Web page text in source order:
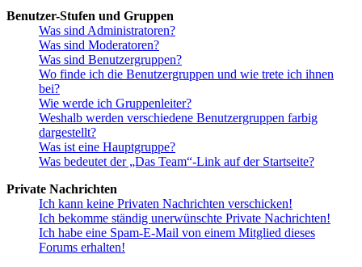
Benutzer-Stufen und Gruppen
Was sind Administratoren?
Was sind Moderatoren?
Was sind Benutzergruppen?
Wo finde ich die Benutzergruppen und wie trete ich ihnen
bei?
Wie werde ich Gruppenleiter?
Weshalb werden verschiedene Benutzergruppen farbig
dargestellt?
Was ist eine Hauptgruppe?
Was bedeutet der „Das Team“-Link auf der Startseite?
Private Nachrichten
Ich kann keine Privaten Nachrichten verschicken!
Ich bekomme ständig unerwünschte Private Nachrichten!
Ich habe eine Spam-E-Mail von einem Mitglied dieses
Forums erhalten!